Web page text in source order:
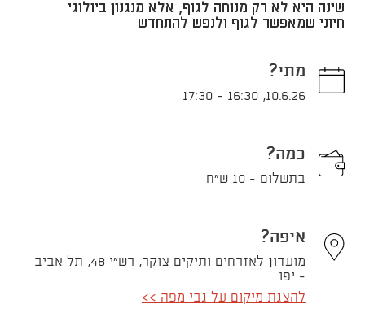
שינה היא לא רק מנוחה לגוף, אלא מנגנון ביולוגי
חיוני שמאפשר לגוף ולנפש להתחדש
מתי?
10.6.26
,
16:30
-
17:30
כמה?
בתשלום - 10 ש"ח
איפה?
מועדון לאזרחים ותיקים צוקר, רש"י 48, תל אביב
- יפו
להצגת מיקום על גבי מפה >>